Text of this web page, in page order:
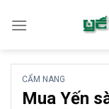
CẨM NANG
Mua Yến